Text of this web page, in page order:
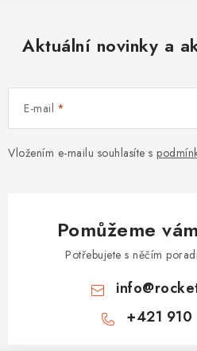
Aktuální novinky a
E-mail
Vložením e-mailu souhlasíte s
Pomůžeme
Potřebujete s něčím
info@
+421